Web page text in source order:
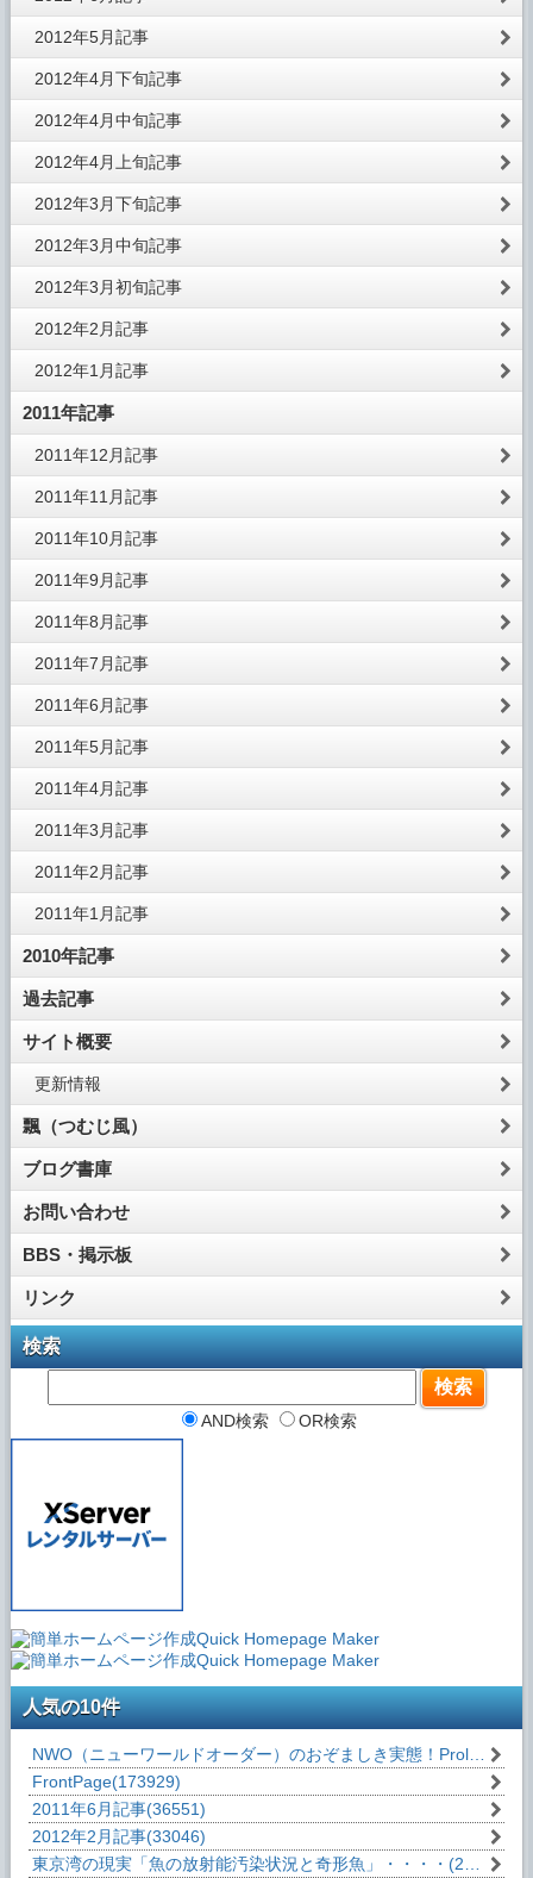
2012年5月記事
2012年4月下旬記事
2012年4月中旬記事
2012年4月上旬記事
2012年3月下旬記事
2012年3月中旬記事
2012年3月初旬記事
2012年2月記事
2012年1月記事
2011年記事
2011年12月記事
2011年11月記事
2011年10月記事
2011年9月記事
2011年8月記事
2011年7月記事
2011年6月記事
2011年5月記事
2011年4月記事
2011年3月記事
2011年2月記事
2011年1月記事
2010年記事
過去記事
サイト概要
更新情報
飄（つむじ風）
ブログ書庫
お問い合わせ
BBS・掲示板
リンク
検索
AND検索 OR検索
人気の10件
NWO（ニューワールドオーダー）のおぞましき実態！Prologue
FrontPage(173929)
2011年6月記事(36551)
2012年2月記事(33046)
東京湾の現実「魚の放射能汚染状況と奇形魚」・・・・ (29019)